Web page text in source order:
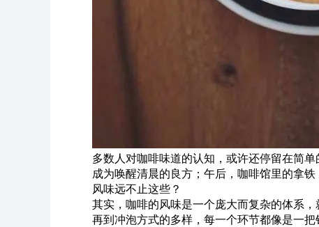
多数人对咖啡味道的认知，或许还停留在简单
成为唤醒清晨的良方；午后，咖啡馆里的拿
风味远不止这些？
其实，咖啡的风味是一个庞大而复杂的体系
再到冲泡方式的多样，每一个环节都像是一